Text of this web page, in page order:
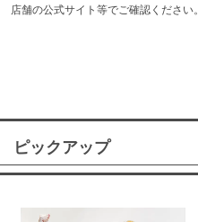
店舗の公式サイト等でご確認ください。
ピックアップ